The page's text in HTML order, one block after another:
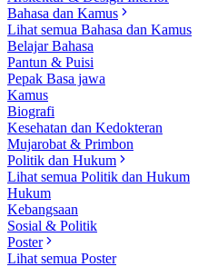
Bahasa dan Kamus
Lihat semua Bahasa dan Kamus
Belajar Bahasa
Pantun & Puisi
Pepak Basa jawa
Kamus
Biografi
Kesehatan dan Kedokteran
Mujarobat & Primbon
Politik dan Hukum
Lihat semua Politik dan Hukum
Hukum
Kebangsaan
Sosial & Politik
Poster
Lihat semua Poster